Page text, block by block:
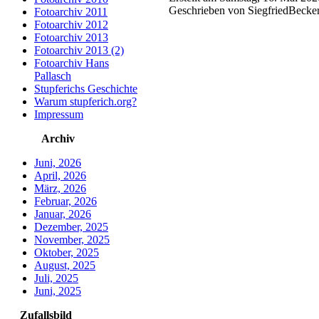
Fotoarchiv 2011
Fotoarchiv 2012
Fotoarchiv 2013
Fotoarchiv 2013 (2)
Fotoarchiv Hans
Pallasch
Stupferichs Geschichte
Warum stupferich.org?
Impressum
Archiv
Juni, 2026
April, 2026
März, 2026
Februar, 2026
Januar, 2026
Dezember, 2025
November, 2025
Oktober, 2025
August, 2025
Juli, 2025
Juni, 2025
Zufallsbild
Geschrieben von